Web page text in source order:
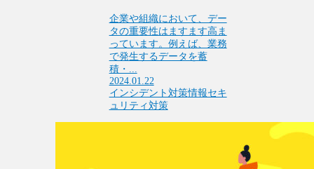
企業や組織において、デー
タの重要性はますます高ま
っています。例えば、業務
で発生するデータを蓄
積・...
2024.01.22
インシデント対策情報セキ
ュリティ対策